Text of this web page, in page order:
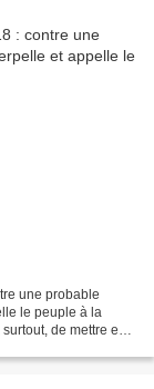
une probable
le peuple à la
de mettre en